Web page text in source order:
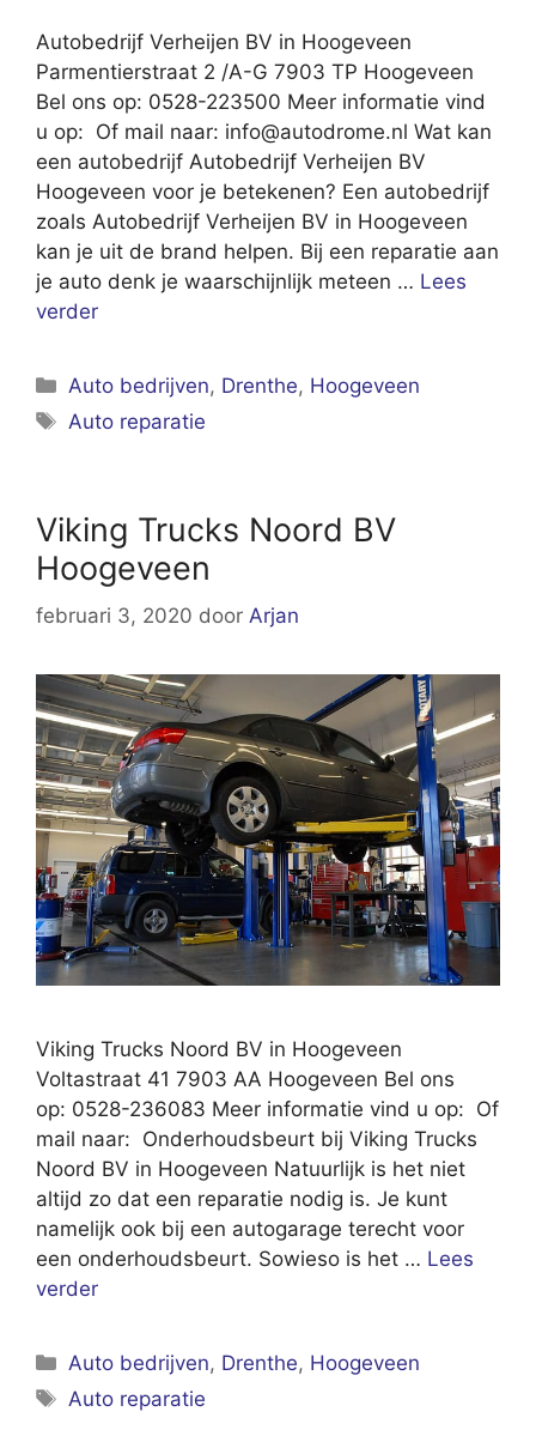
Autobedrijf Verheijen BV in Hoogeveen
Parmentierstraat 2 /A-G 7903 TP Hoogeveen
Bel ons op: 0528-223500 Meer informatie vind
u op: Of mail naar: info@autodrome.nl Wat kan
een autobedrijf Autobedrijf Verheijen BV
Hoogeveen voor je betekenen? Een autobedrijf
zoals Autobedrijf Verheijen BV in Hoogeveen
kan je uit de brand helpen. Bij een reparatie aan
je auto denk je waarschijnlijk meteen … Lees
verder
Categorieën
Auto bedrijven, Drenthe, Hoogeveen
Tags
Auto reparatie
Viking Trucks Noord BV
Hoogeveen
februari 3, 2020 door Arjan
Viking Trucks Noord BV in Hoogeveen
Voltastraat 41 7903 AA Hoogeveen Bel ons
op: 0528-236083 Meer informatie vind u op: Of
mail naar: Onderhoudsbeurt bij Viking Trucks
Noord BV in Hoogeveen Natuurlijk is het niet
altijd zo dat een reparatie nodig is. Je kunt
namelijk ook bij een autogarage terecht voor
een onderhoudsbeurt. Sowieso is het … Lees
verder
Categorieën
Auto bedrijven, Drenthe, Hoogeveen
Tags
Auto reparatie